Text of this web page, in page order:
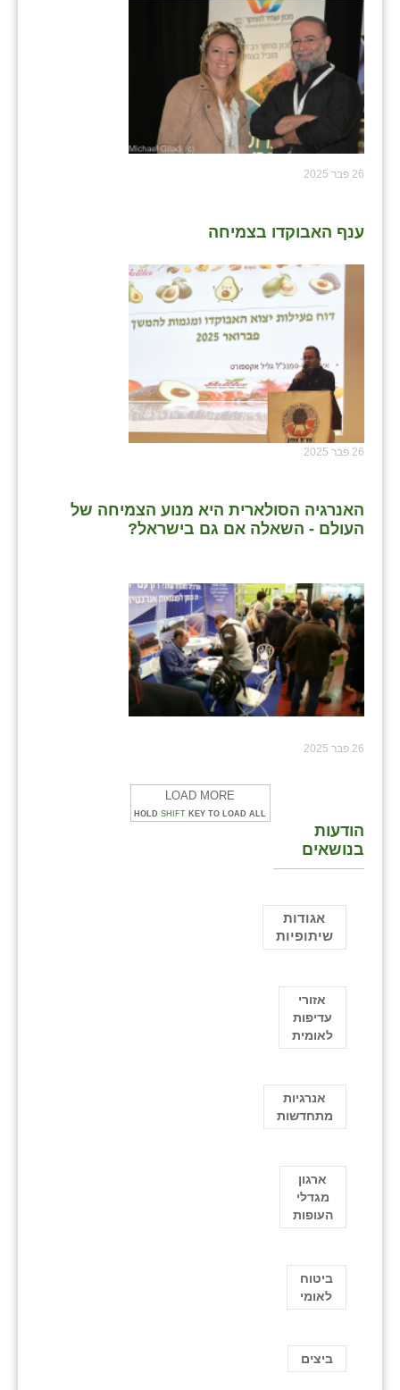
26 פבר 2025
ענף האבוקדו בצמיחה
26 פבר 2025
האנרגיה הסולארית היא מנוע הצמיחה של
העולם - השאלה אם גם בישראל?
26 פבר 2025
LOAD MORE
HOLD SHIFT KEY TO LOAD ALL
הודעות
בנושאים
אגודות
שיתופיות
אזורי
עדיפות
לאומית
אנרגיות
מתחדשות
ארגון
מגדלי
העופות
ביטוח
לאומי
ביצים